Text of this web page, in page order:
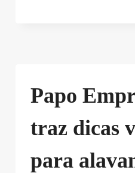
Papo
traz dicas
para